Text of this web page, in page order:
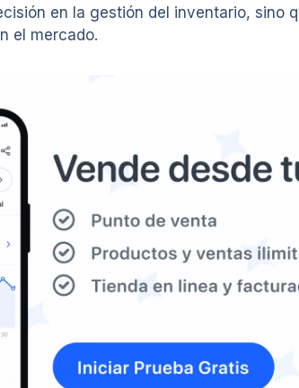
en la gestión del inventario, sino
el mercado.